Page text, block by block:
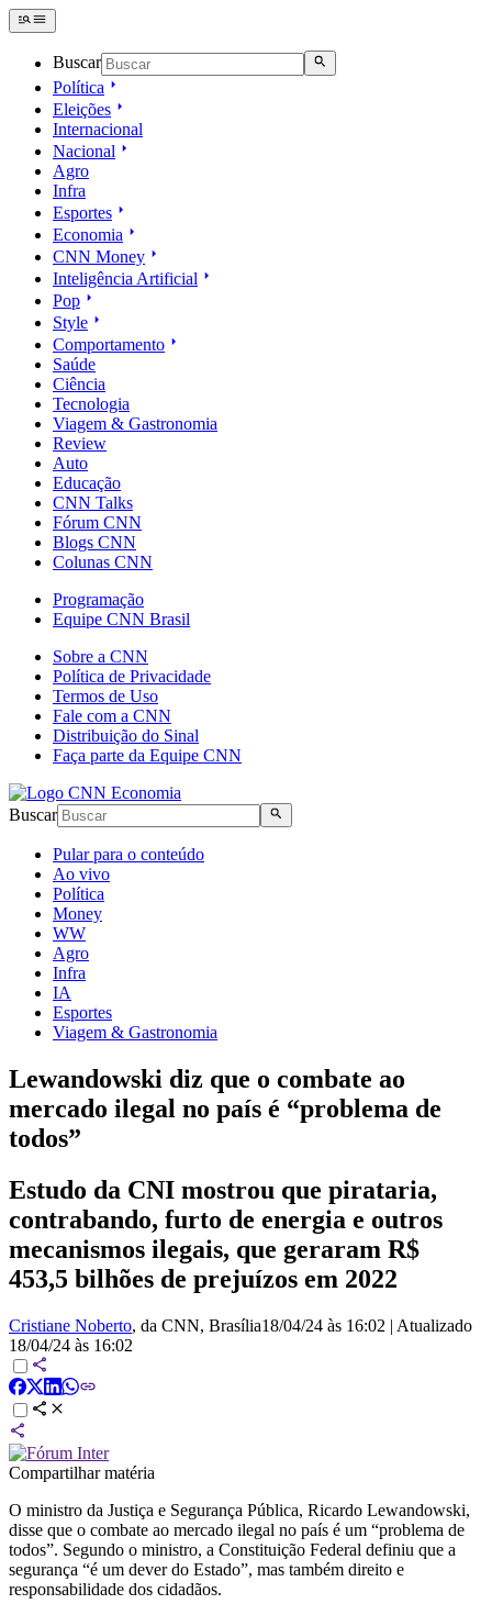
Buscar
Política
Eleições
Internacional
Nacional
Agro
Infra
Esportes
Economia
CNN Money
Inteligência Artificial
Pop
Style
Comportamento
Saúde
Ciência
Tecnologia
Viagem & Gastronomia
Review
Auto
Educação
CNN Talks
Fórum CNN
Blogs CNN
Colunas CNN
Programação
Equipe CNN Brasil
Sobre a CNN
Política de Privacidade
Termos de Uso
Fale com a CNN
Distribuição do Sinal
Faça parte da Equipe CNN
Buscar
Pular para o conteúdo
Ao vivo
Política
Money
WW
Agro
Infra
IA
Esportes
Viagem & Gastronomia
Lewandowski diz que o combate ao
mercado ilegal no país é “problema de
todos”
Estudo da CNI mostrou que pirataria,
contrabando, furto de energia e outros
mecanismos ilegais, que geraram R$
453,5 bilhões de prejuízos em 2022
Cristiane Noberto, da CNN, Brasília18/04/24 às 16:02 | Atualizado
18/04/24 às 16:02
Compartilhar matéria
O ministro da Justiça e Segurança Pública, Ricardo Lewandowski,
disse que o combate ao mercado ilegal no país é um “problema de
todos”. Segundo o ministro, a Constituição Federal definiu que a
segurança “é um dever do Estado”, mas também direito e
responsabilidade dos cidadãos.